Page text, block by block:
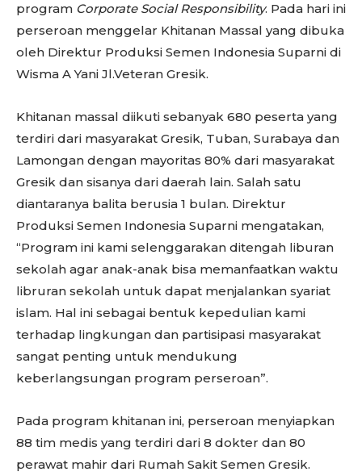
program Corporate Social Responsibility. Pada hari ini
perseroan menggelar Khitanan Massal yang dibuka
oleh Direktur Produksi Semen Indonesia Suparni di
Wisma A Yani Jl.Veteran Gresik.
Khitanan massal diikuti sebanyak 680 peserta yang
terdiri dari masyarakat Gresik, Tuban, Surabaya dan
Lamongan dengan mayoritas 80% dari masyarakat
Gresik dan sisanya dari daerah lain. Salah satu
diantaranya balita berusia 1 bulan. Direktur
Produksi Semen Indonesia Suparni mengatakan,
“Program ini kami selenggarakan ditengah liburan
sekolah agar anak-anak bisa memanfaatkan waktu
libruran sekolah untuk dapat menjalankan syariat
islam. Hal ini sebagai bentuk kepedulian kami
terhadap lingkungan dan partisipasi masyarakat
sangat penting untuk mendukung
keberlangsungan program perseroan”.
Pada program khitanan ini, perseroan menyiapkan
88 tim medis yang terdiri dari 8 dokter dan 80
perawat mahir dari Rumah Sakit Semen Gresik.